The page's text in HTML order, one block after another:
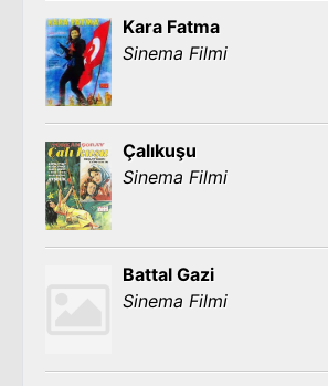
Kara Fatma
Sinema Filmi
Çalıkuşu
Sinema Filmi
Battal Gazi
Sinema Filmi